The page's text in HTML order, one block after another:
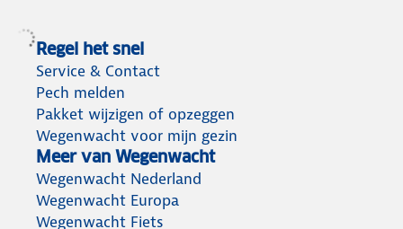
Regel het snel
Service & Contact
Pech melden
Pakket wijzigen of opzeggen
Wegenwacht voor mijn gezin
Meer van Wegenwacht
Wegenwacht Nederland
Wegenwacht Europa
Wegenwacht Fiets